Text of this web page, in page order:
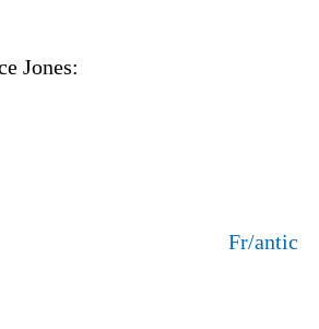
Jones:
Fr/antic